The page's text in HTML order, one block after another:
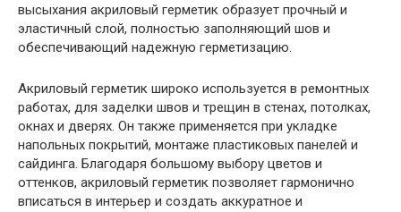
высыхания акриловый герметик образует прочный и
эластичный слой, полностью заполняющий шов и
обеспечивающий надежную герметизацию.
Акриловый герметик широко используется в ремонтных
работах, для заделки швов и трещин в стенах, потолках,
окнах и дверях. Он также применяется при укладке
напольных покрытий, монтаже пластиковых панелей и
сайдинга. Благодаря большому выбору цветов и
оттенков, акриловый герметик позволяет гармонично
вписаться в интерьер и создать аккуратное и